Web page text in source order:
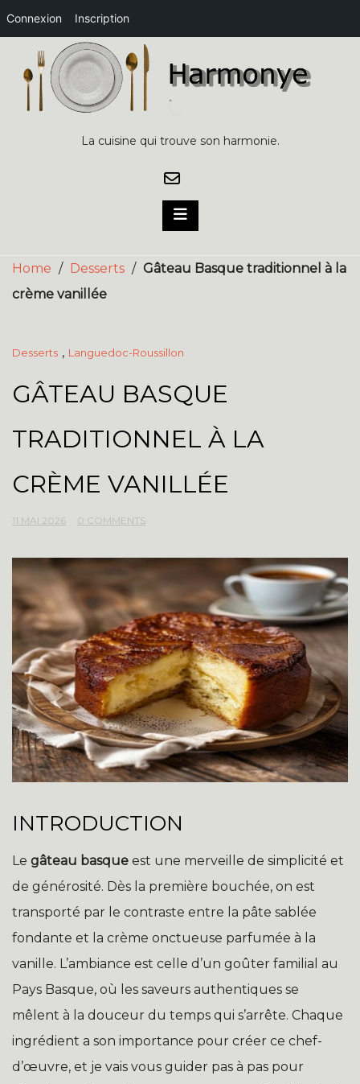
Connexion Inscription
content
La cuisine qui trouve son harmonie.
Home / Desserts / Gâteau Basque traditionnel à la
crème vanillée
Desserts , Languedoc-Roussillon
GÂTEAU BASQUE
TRADITIONNEL À LA
CRÈME VANILLÉE
11 MAI 2026 0 COMMENTS
INTRODUCTION
Le gâteau basque est une merveille de simplicité et
de générosité. Dès la première bouchée, on est
transporté par le contraste entre la pâte sablée
fondante et la crème onctueuse parfumée à la
vanille. L’ambiance est celle d’un goûter familial au
Pays Basque, où les saveurs authentiques se
mêlent à la douceur du temps qui s’arrête. Chaque
ingrédient a son importance pour créer ce chef-
d’œuvre, et je vais vous guider pas à pas pour